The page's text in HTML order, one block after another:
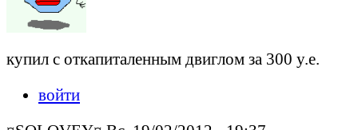
купил с откапиталенным двиглом за 300 y.e.
войти